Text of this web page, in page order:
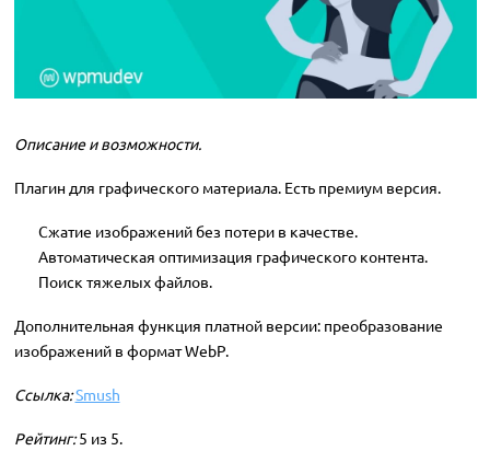
Описание и возможности.
Плагин для графического материала. Есть премиум версия.
Сжатие изображений без потери в качестве.
Автоматическая оптимизация графического контента.
Поиск тяжелых файлов.
Дополнительная функция платной версии: преобразование
изображений в формат WebP.
Ссылка:Smush
Рейтинг:5 из 5.